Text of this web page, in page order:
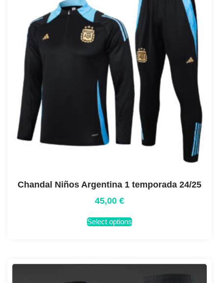
Chandal Niños Argentina 1 temporada 24/25
45,00 €
Select options